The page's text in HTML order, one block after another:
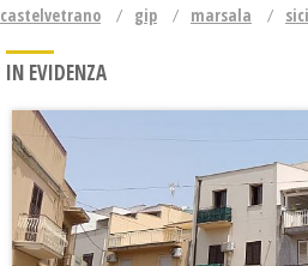
castelvetrano gip marsala
IN EVIDENZA